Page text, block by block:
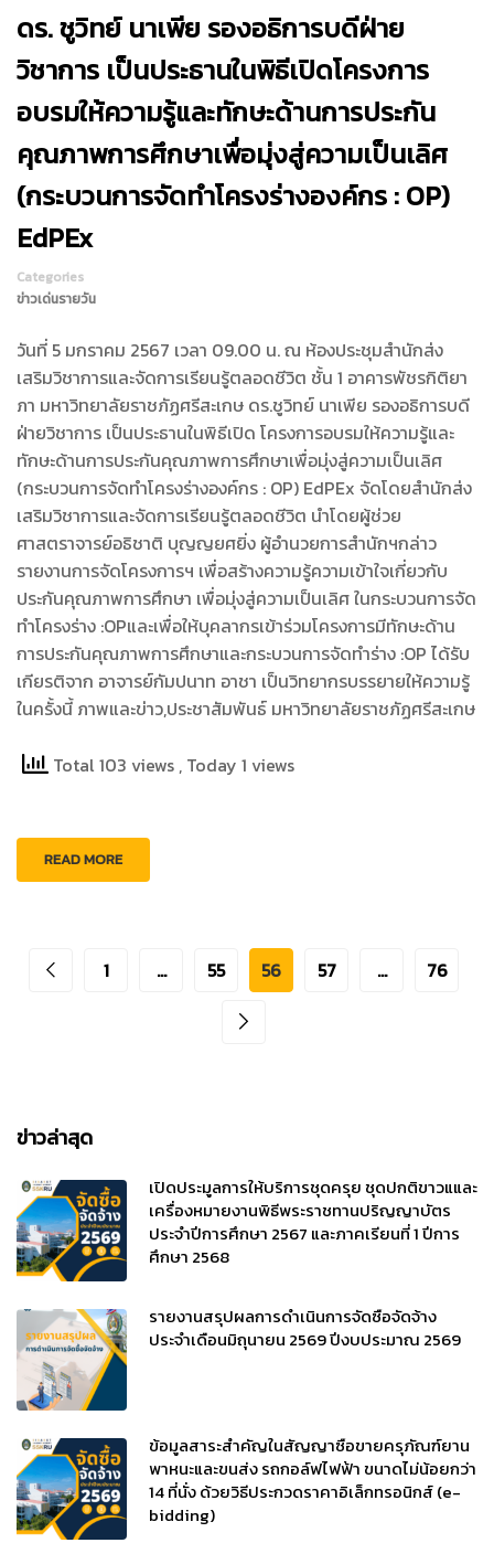
ดร. ชูวิทย์ นาเพีย รองอธิการบดีฝ่าย
วิชาการ เป็นประธานในพิธีเปิดโครงการ
อบรมให้ความรู้และทักษะด้านการประกัน
คุณภาพการศึกษาเพื่อมุ่งสู่ความเป็นเลิศ
(กระบวนการจัดทำโครงร่างองค์กร : OP)
EdPEx
Categories
ข่าวเด่นรายวัน
วันที่ 5 มกราคม 2567 เวลา 09.00 น. ณ ห้องประชุมสำนักส่ง
เสริมวิชาการและจัดการเรียนรู้ตลอดชีวิต ชั้น 1 อาคารพัชรกิติยา
ภา มหาวิทยาลัยราชภัฏศรีสะเกษ ดร.ชูวิทย์ นาเพีย รองอธิการบดี
ฝ่ายวิชาการ เป็นประธานในพิธีเปิด โครงการอบรมให้ความรู้และ
ทักษะด้านการประกันคุณภาพการศึกษาเพื่อมุ่งสู่ความเป็นเลิศ
(กระบวนการจัดทำโครงร่างองค์กร : OP) EdPEx จัดโดยสำนักส่ง
เสริมวิชาการและจัดการเรียนรู้ตลอดชีวิต นำโดยผู้ช่วย
ศาสตราจารย์อธิชาติ บุญญยศยิ่ง ผู้อำนวยการสำนักฯกล่าว
รายงานการจัดโครงการฯ เพื่อสร้างความรู้ความเข้าใจเกี่ยวกับ
ประกันคุณภาพการศึกษา เพื่อมุ่งสู่ความเป็นเลิศ ในกระบวนการจัด
ทำโครงร่าง :OPและเพื่อให้บุคลากรเข้าร่วมโครงการมีทักษะด้าน
การประกันคุณภาพการศึกษาและกระบวนการจัดทำร่าง :OP ได้รับ
เกียรติจาก อาจารย์กัมปนาท อาชา เป็นวิทยากรบรรยายให้ความรู้
ในครั้งนี้ ภาพและข่าว,ประชาสัมพันธ์ มหาวิทยาลัยราชภัฏศรีสะเกษ
Total 103 views , Today 1 views
READ MORE
1 … 55 56 57 … 76
ข่าวล่าสุด
เปิดประมูลการให้บริการชุดครุย ชุดปกติขาวแและ
เครื่องหมายงานพิธีพระราชทานปริญญาบัตร
ประจำปีการศึกษา 2567 และภาคเรียนที่ 1 ปีการ
ศึกษา 2568
รายงานสรุปผลการดำเนินการจัดซื้อจัดจ้าง
ประจำเดือนมิถุนายน 2569 ปีงบประมาณ 2569
ข้อมูลสาระสำคัญในสัญญาซื้อขายครุภัณฑ์ยาน
พาหนะและขนส่ง รถกอล์ฟไฟฟ้า ขนาดไม่น้อยกว่า
14 ที่นั่ง ด้วยวิธีประกวดราคาอิเล็กทรอนิกส์ (e-
bidding)